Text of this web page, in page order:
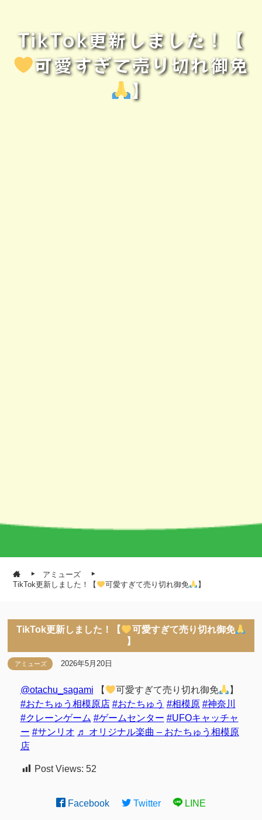
TikTok更新しました！【
可愛すぎて売り切れ御免
】
アミューズ
TikTok更新しました！【
可愛すぎて売り切れ御免 】
TikTok更新しました！【
可愛すぎて売り切れ御免
】
アミューズ 2026年5月20日
@otachu_sagami 【 可愛すぎて売り切れ御免
】
#おたちゅう相模原店 #おたちゅう #相模原 #神奈川
#クレーンゲーム #ゲームセンター #UFOキャッチャ
ー #サンリオ ♬ オリジナル楽曲 – おたちゅう相模原
店
Post Views: 52
Facebook Twitter LINE